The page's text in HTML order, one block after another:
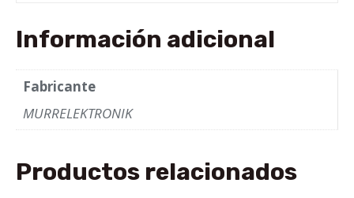
Información adicional
Fabricante
MURRELEKTRONIK
Productos relacionados